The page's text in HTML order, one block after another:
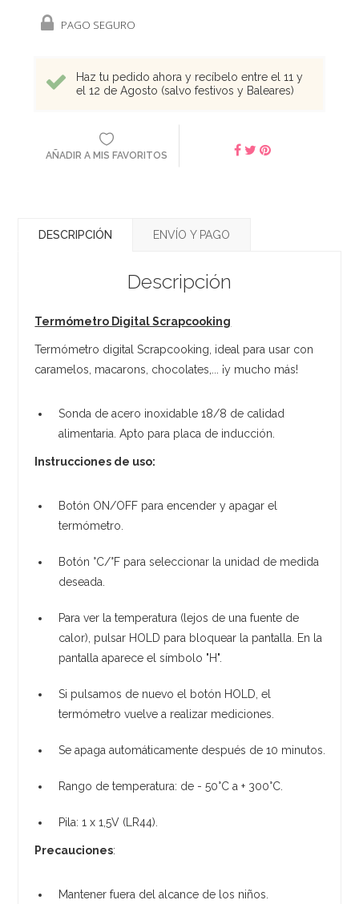
PAGO SEGURO
Haz tu pedido ahora y recíbelo entre el 11 y
el 12 de Agosto (salvo festivos y Baleares)
AÑADIR A MIS FAVORITOS
DESCRIPCIÓN ENVÍO Y PAGO
Descripción
Termómetro Digital Scrapcooking
Termómetro digital Scrapcooking, ideal para usar con
caramelos, macarons, chocolates,... ¡y mucho más!
Sonda de acero inoxidable 18/8 de calidad
alimentaria. Apto para placa de inducción.
Instrucciones de uso:
Botón ON/OFF para encender y apagar el
termómetro.
Botón °C/°F para seleccionar la unidad de medida
deseada.
Para ver la temperatura (lejos de una fuente de
calor), pulsar HOLD para bloquear la pantalla. En la
pantalla aparece el símbolo "H".
Si pulsamos de nuevo el botón HOLD, el
termómetro vuelve a realizar mediciones.
Se apaga automáticamente después de 10 minutos.
​Rango de temperatura: de - 50°C a + 300°C.
Pila: 1 x 1,5V (LR44).
Precauciones:
Mantener fuera del alcance de los niños.